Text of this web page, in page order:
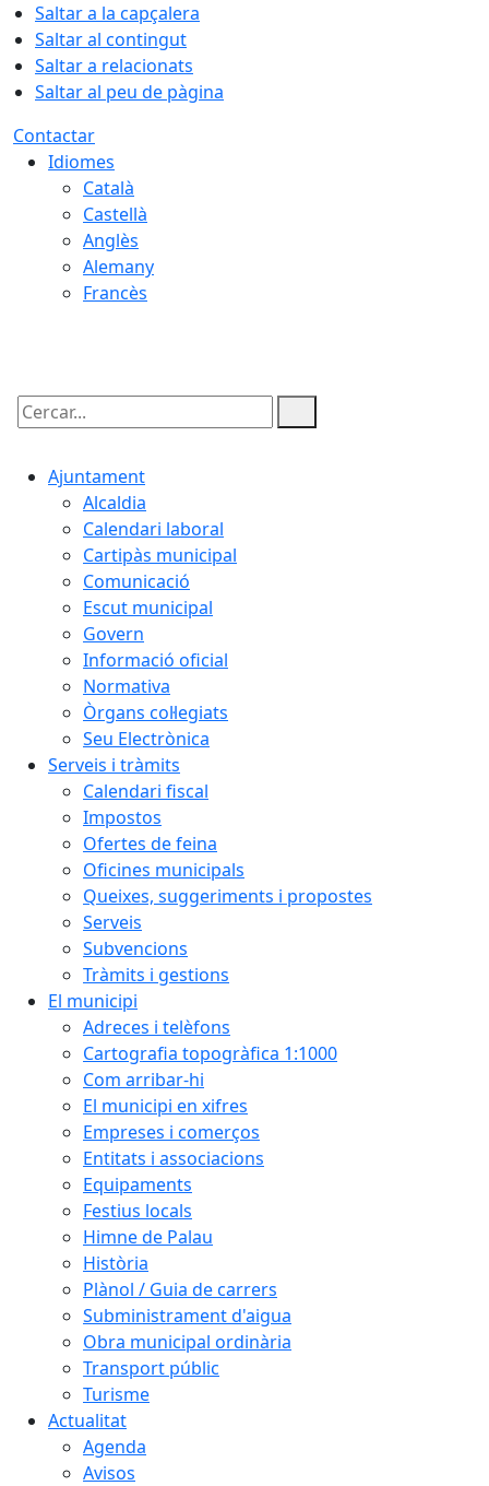
Saltar a la capçalera
Saltar al contingut
Saltar a relacionats
Saltar al peu de pàgina
Contactar
Idiomes
Català
Castellà
Anglès
Alemany
Francès
Cercar:
Ajuntament
Alcaldia
Calendari laboral
Cartipàs municipal
Comunicació
Escut municipal
Govern
Informació oficial
Normativa
Òrgans col·legiats
Seu Electrònica
Serveis i tràmits
Calendari fiscal
Impostos
Ofertes de feina
Oficines municipals
Queixes, suggeriments i propostes
Serveis
Subvencions
Tràmits i gestions
El municipi
Adreces i telèfons
Cartografia topogràfica 1:1000
Com arribar-hi
El municipi en xifres
Empreses i comerços
Entitats i associacions
Equipaments
Festius locals
Himne de Palau
Història
Plànol / Guia de carrers
Subministrament d'aigua
Obra municipal ordinària
Transport públic
Turisme
Actualitat
Agenda
Avisos